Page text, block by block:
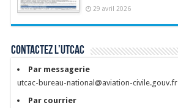
29 avril 2026
Contactez l’UTCAC
Par messagerie
utcac-bureau-national@aviation-civile.gouv.fr
Par courrier